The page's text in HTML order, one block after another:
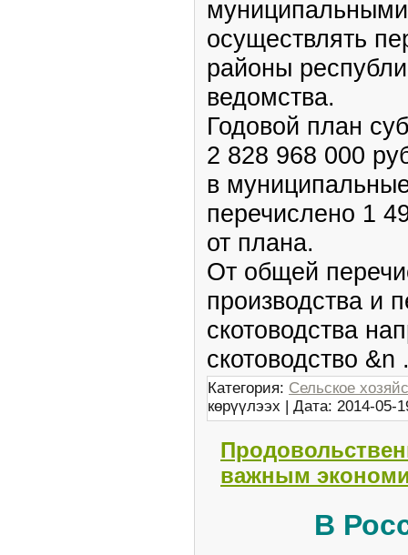
осуществлять
районы
ведомства.
Годовой план
2 828 968 000
в
перечислено 1
от плана.
От общей
производства и
скотоводства
скотоводство &n
Категория: Сельское
көрүүлээх | Дата: 2014-05-
важным
В